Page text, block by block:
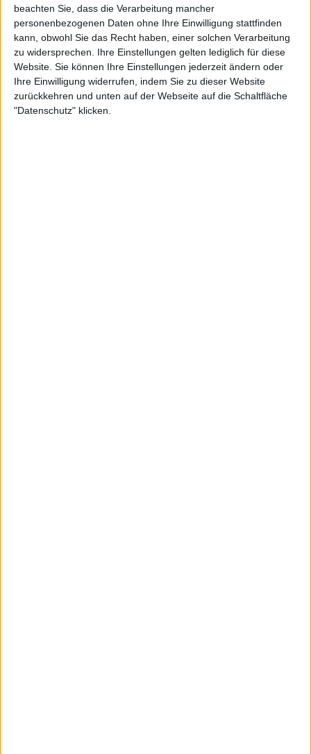
beachten Sie, dass die Verarbeitung mancher
personenbezogenen Daten ohne Ihre Einwilligung stattfinden
kann, obwohl Sie das Recht haben, einer solchen Verarbeitung
zu widersprechen. Ihre Einstellungen gelten lediglich für diese
Website. Sie können Ihre Einstellungen jederzeit ändern oder
Ihre Einwilligung widerrufen, indem Sie zu dieser Website
zurückkehren und unten auf der Webseite auf die Schaltfläche
"Datenschutz" klicken.
226 Reply
Copy link
Read 13 replies